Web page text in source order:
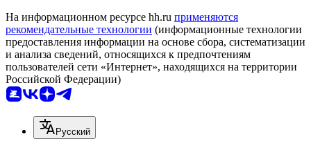
На информационном ресурсе hh.ru применяются
рекомендательные технологии (информационные технологии
предоставления информации на основе сбора, систематизации
и анализа сведений, относящихся к предпочтениям
пользователей сети «Интернет», находящихся на территории
Российской Федерации)
Русский